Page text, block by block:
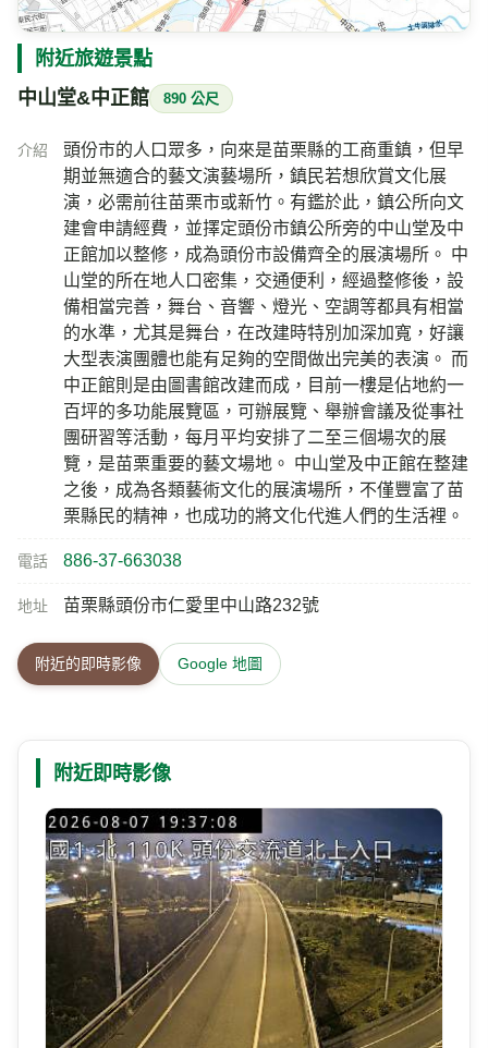
附近旅遊景點
中山堂&中正館 890 公尺
介紹
頭份市的人口眾多，向來是苗栗縣的工商重鎮，但早
期並無適合的藝文演藝場所，鎮民若想欣賞文化展
演，必需前往苗栗市或新竹。有鑑於此，鎮公所向文
建會申請經費，並擇定頭份市鎮公所旁的中山堂及中
正館加以整修，成為頭份市設備齊全的展演場所。 中
山堂的所在地人口密集，交通便利，經過整修後，設
備相當完善，舞台、音響、燈光、空調等都具有相當
的水準，尤其是舞台，在改建時特別加深加寬，好讓
大型表演團體也能有足夠的空間做出完美的表演。 而
中正館則是由圖書館改建而成，目前一樓是佔地約一
百坪的多功能展覽區，可辦展覽、舉辦會議及從事社
團研習等活動，每月平均安排了二至三個場次的展
覽，是苗栗重要的藝文場地。 中山堂及中正館在整建
之後，成為各類藝術文化的展演場所，不僅豐富了苗
栗縣民的精神，也成功的將文化代進人們的生活裡。
電話 886-37-663038
地址 苗栗縣頭份市仁愛里中山路232號
附近的即時影像 Google 地圖
附近即時影像